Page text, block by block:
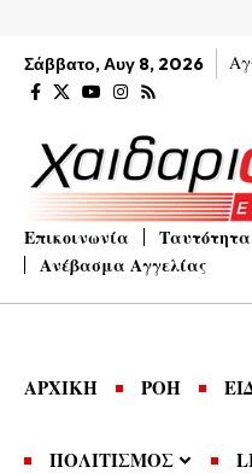
Σάββατο, Αυγ 8, 2026
Επικοινωνία
Ταυτότητα
Ανέβασμα Αγγελίας
ΑΡΧΙΚΗ ΡΟΗ
ΠΟΛΙΤΙΣΜΟΣ